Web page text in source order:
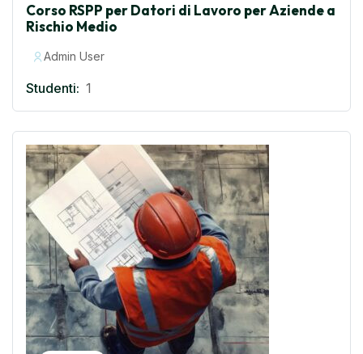
Corso RSPP per Datori di Lavoro per Aziende a
Rischio Medio
Admin User
Studenti: 1